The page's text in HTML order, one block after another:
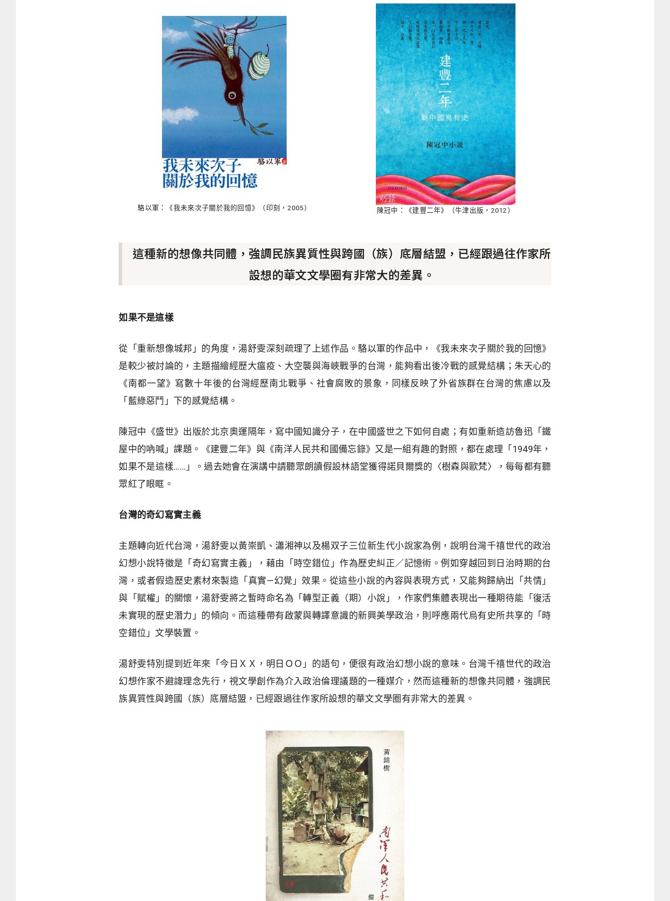
駱以軍：《我未來次子關於我的回憶》（印刻，2005） 陳冠中：《建豐二年》（牛津出版，2012）
這種新的想像共同體，強調民族異質性與跨國（族）底層結盟，已經跟過往作家所
設想的華文文學圈有非常大的差異。
如果不是這樣
從「重新想像城邦」的角度，湯舒雯深刻疏理了上述作品。駱以軍的作品中，《我未來次子關於我的回憶》
是較少被討論的，主題描繪經歷大瘟疫、大空襲與海峽戰爭的台灣，能夠看出後冷戰的感覺結構；朱天心的
《南都一望》寫數十年後的台灣經歷南北戰爭、社會腐敗的景象，同樣反映了外省族群在台灣的焦慮以及
「藍綠惡鬥」下的感覺結構。
陳冠中《盛世》出版於北京奧運隔年，寫中國知識分子，在中國盛世之下如何自處；有如重新造訪魯迅「鐵
屋中的吶喊」課題。《建豐二年》與《南洋人民共和國備忘錄》又是一組有趣的對照，都在處理「1949年，
如果不是這樣……」。過去她會在演講中請聽眾朗讀假設林語堂獲得諾貝爾獎的〈樹森與歐梵〉，每每都有聽
眾紅了眼眶。
台灣的奇幻寫實主義
主題轉向近代台灣，湯舒雯以黃崇凱、瀟湘神以及楊双子三位新生代小說家為例，說明台灣千禧世代的政治
幻想小說特徵是「奇幻寫實主義」，藉由「時空錯位」作為歷史糾正／記憶術。例如穿越回到日治時期的台
灣，或者假造歷史素材來製造「真實—幻覺」效果。從這些小說的內容與表現方式，又能夠歸納出「共情」
與「賦權」的關懷，湯舒雯將之暫時命名為「轉型正義（期）小說」，作家們集體表現出一種期待能「復活
未實現的歷史潛力」的傾向。而這種帶有啟蒙與轉譯意識的新興美學政治，則呼應兩代烏有史所共享的「時
空錯位」文學裝置。
湯舒雯特別提到近年來「今日ＸＸ，明日ＯＯ」的語句，便很有政治幻想小說的意味。台灣千禧世代的政治
幻想作家不避諱理念先行，視文學創作為介入政治倫理議題的一種媒介，然而這種新的想像共同體，強調民
族異質性與跨國（族）底層結盟，已經跟過往作家所設想的華文文學圈有非常大的差異。